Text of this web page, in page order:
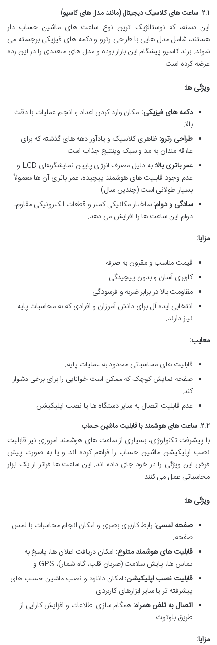
۲.۱. ساعت های کلاسیک دیجیتال (مانند مدل های کاسیو)
این دسته، که نوستالژیک ترین نوع ساعت های ماشین حساب دار
هستند، شامل مدل هایی با طراحی رترو و دکمه های فیزیکی برجسته می
شوند. برند کاسیو پیشگام این بازار بوده و مدل های متعددی را در این رده
عرضه کرده است.
ویژگی ها:
دکمه های فیزیکی: امکان وارد کردن اعداد و انجام عملیات با دقت
بالا.
طراحی رترو: ظاهری کلاسیک و یادآور دهه های گذشته که برای
علاقه مندان به مد و سبک وینتیج جذاب است.
عمر باتری بالا:
به دلیل مصرف انرژی پایین نمایشگرهای LCD و
عدم وجود قابلیت های هوشمند پیچیده، عمر باتری آن ها معمولاً
بسیار طولانی است (چندین سال).
سادگی و دوام: ساختار مکانیکی کمتر و قطعات الکترونیکی مقاوم،
دوام این ساعت ها را افزایش می دهد.
مزایا:
قیمت مناسب و مقرون به صرفه.
کاربری آسان و بدون پیچیدگی.
مقاومت بالا در برابر ضربه و فرسودگی.
انتخابی ایده آل برای دانش آموزان و افرادی که به محاسبات پایه
نیاز دارند.
معایب:
قابلیت های محاسباتی محدود به عملیات پایه.
صفحه نمایش کوچک که ممکن است خوانایی را برای برخی دشوار
کند.
عدم قابلیت اتصال به سایر دستگاه ها یا نصب اپلیکیشن.
۲.۲. ساعت های هوشمند با قابلیت ماشین حساب
با پیشرفت تکنولوژی، بسیاری از ساعت های هوشمند امروزی نیز قابلیت
نصب اپلیکیشن ماشین حساب را فراهم کرده اند و یا به صورت پیش
فرض این ویژگی را در خود جای داده اند. این ساعت ها فراتر از یک ابزار
محاسباتی عمل می کنند.
ویژگی ها:
صفحه لمسی: رابط کاربری بصری و امکان انجام محاسبات با لمس
صفحه.
قابلیت های هوشمند متنوع: امکان دریافت اعلان ها، پاسخ به
تماس ها، پایش سلامت (ضربان قلب، گام شمار)، GPS و …
قابلیت نصب اپلیکیشن: امکان دانلود و نصب ماشین حساب های
پیشرفته تر یا سایر ابزارهای کاربردی.
اتصال به تلفن همراه: همگام سازی اطلاعات و افزایش کارایی از
طریق بلوتوث.
مزایا: